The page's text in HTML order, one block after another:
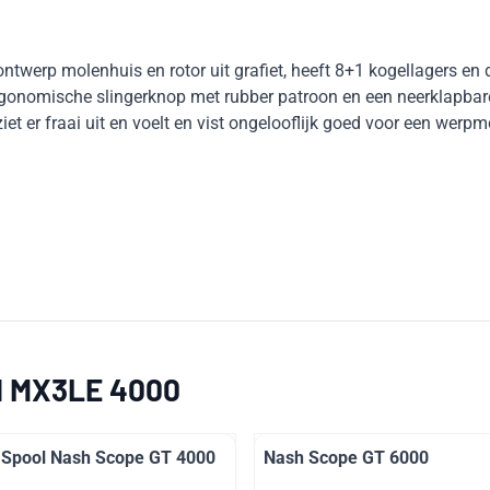
molenhuis en rotor uit grafiet, heeft 8+1 kogellagers
slingerknop met rubber patroon en een
er fraai uit en voelt en vist ongelooflijk goed voor een
4000
Nash Scope GT 4000 Nash Scope GT 6000